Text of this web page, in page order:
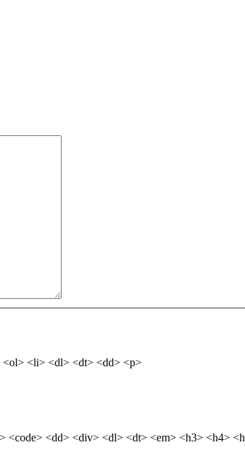
<ol> <li> <dl> <dt> <dd> <p>
<code> <dd> <div> <dl> <dt> <em> <h3> <h4>